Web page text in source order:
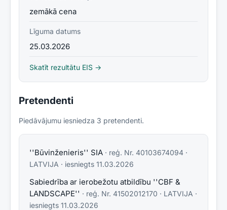
zemākā cena
Līguma datums
25.03.2026
Skatīt rezultātu EIS →
Pretendenti
Piedāvājumu iesniedza 3 pretendenti.
''Būvinženieris'' SIA · reģ. Nr. 40103674094 ·
LATVIJA · iesniegts 11.03.2026
Sabiedrība ar ierobežotu atbildību ''CBF &
LANDSCAPE'' · reģ. Nr. 41502012170 · LATVIJA ·
iesniegts 11.03.2026